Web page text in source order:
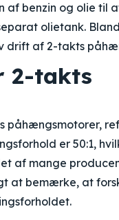
af benzin og olie til
olietank.
drift af 2-takts
2-takts
er 50:1,
af mange
at bemærke, at